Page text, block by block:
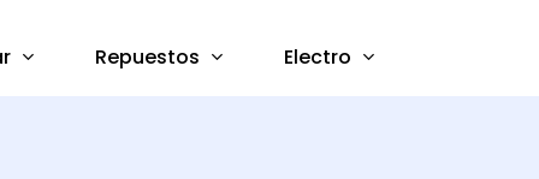
Repuestos Electro